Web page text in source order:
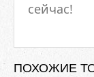
сейчас!
ПОХОЖИЕ